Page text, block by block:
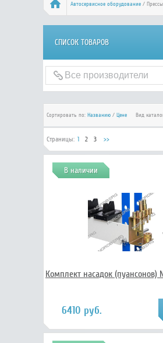
Автосервисное оборудование/ Прессы
СПИСОК ТОВАРОВ
Сортировать по: Названию/ Цене Вид
Страницы: 1 2 3 >>
В наличии
Комплект насадок (пуансонов)
6410 руб.